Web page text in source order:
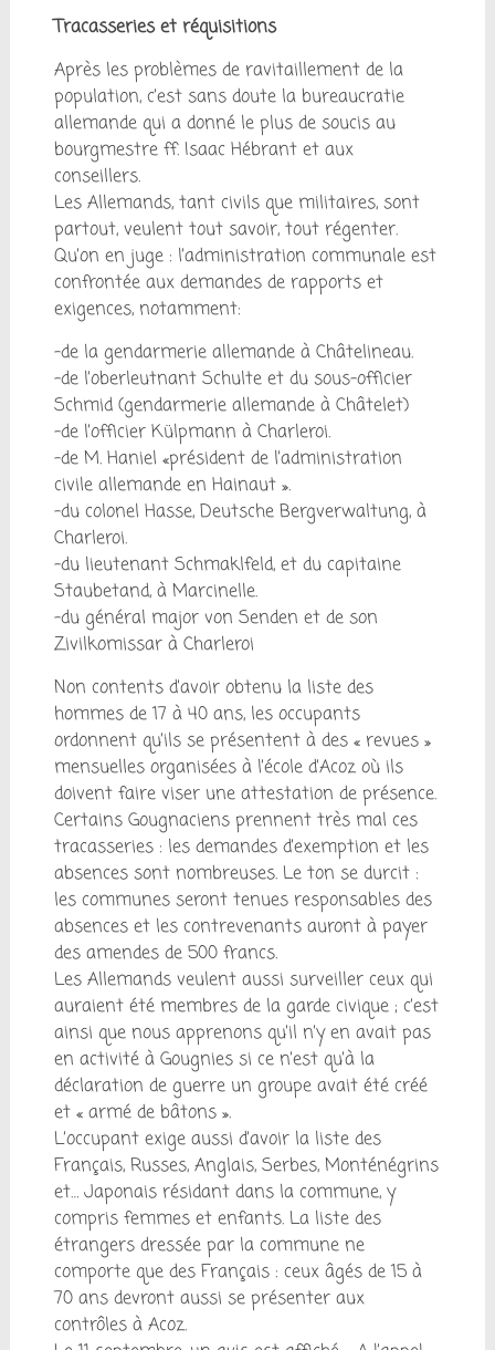
Tracasseries et réquisitions
Après les problèmes de ravitaillement de la
population, c’est sans doute la bureaucratie
allemande qui a donné le plus de soucis au
bourgmestre ff. Isaac Hébrant et aux
conseillers.
Les Allemands, tant civils que militaires, sont
partout, veulent tout savoir, tout régenter.
Qu’on en juge : l’administration communale est
confrontée aux demandes de rapports et
exigences, notamment:
-de la gendarmerie allemande à Châtelineau.
-de l’oberleutnant Schulte et du sous-officier
Schmid (gendarmerie allemande à Châtelet)
-de l’officier Külpmann à Charleroi.
-de M. Haniel «président de l’administration
civile allemande en Hainaut ».
-du colonel Hasse, Deutsche Bergverwaltung, à
Charleroi.
-du lieutenant Schmaklfeld, et du capitaine
Staubetand, à Marcinelle.
-du général major von Senden et de son
Zivilkomissar à Charleroi
Non contents d’avoir obtenu la liste des
hommes de 17 à 40 ans, les occupants
ordonnent qu’ils se présentent à des « revues »
mensuelles organisées à l’école d’Acoz où ils
doivent faire viser une attestation de présence.
Certains Gougnaciens prennent très mal ces
tracasseries : les demandes d’exemption et les
absences sont nombreuses. Le ton se durcit :
les communes seront tenues responsables des
absences et les contrevenants auront à payer
des amendes de 500 francs.
Les Allemands veulent aussi surveiller ceux qui
auraient été membres de la garde civique ; c’est
ainsi que nous apprenons qu’il n’y en avait pas
en activité à Gougnies si ce n’est qu’à la
déclaration de guerre un groupe avait été créé
et « armé de bâtons ».
L’occupant exige aussi d’avoir la liste des
Français, Russes, Anglais, Serbes, Monténégrins
et… Japonais résidant dans la commune, y
compris femmes et enfants. La liste des
étrangers dressée par la commune ne
comporte que des Français : ceux âgés de 15 à
70 ans devront aussi se présenter aux
contrôles à Acoz.